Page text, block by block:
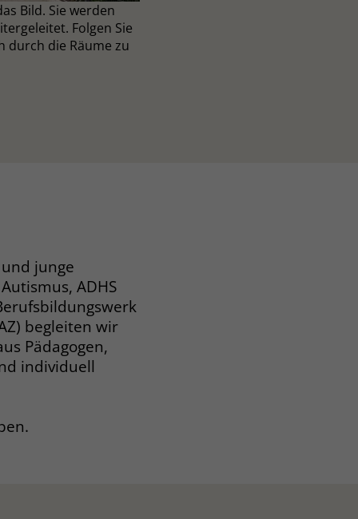
Bild. Sie werden
Folgen Sie
durch die Räume zu
junge
ADHS
begleiten wir
Pädagogen,
individuell